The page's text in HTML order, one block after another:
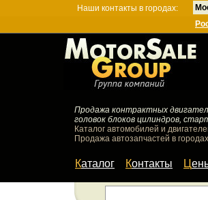
Наши контакты в городах:
Продажа контрактных
головок блоков цилиндров,
Каталог автомобилей и
Продажа автозапчастей в
Каталог Контакты